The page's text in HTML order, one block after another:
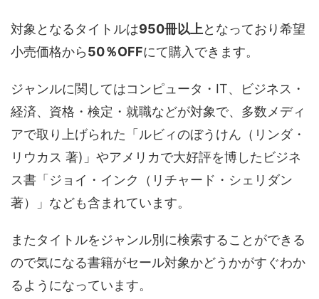
対象となるタイトルは950冊以上となっており希望
小売価格から50％OFFにて購入できます。
ジャンルに関してはコンピュータ・IT、ビジネス・
経済、資格・検定・就職などが対象で、多数メディ
アで取り上げられた「ルビィのぼうけん（リンダ・
リウカス 著)」やアメリカで大好評を博したビジネ
ス書「ジョイ・インク（リチャード・シェリダン
著）」なども含まれています。
またタイトルをジャンル別に検索することができる
ので気になる書籍がセール対象かどうかがすぐわか
るようになっています。